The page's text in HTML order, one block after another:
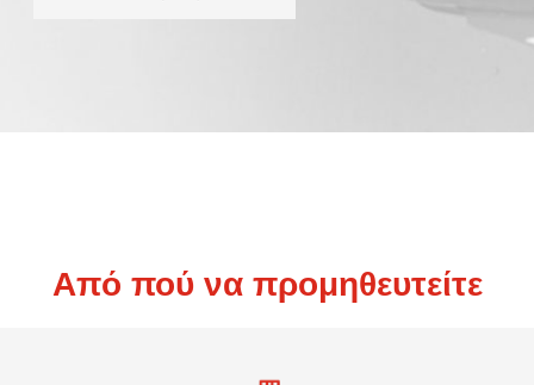
Από πού να προμηθευτείτε